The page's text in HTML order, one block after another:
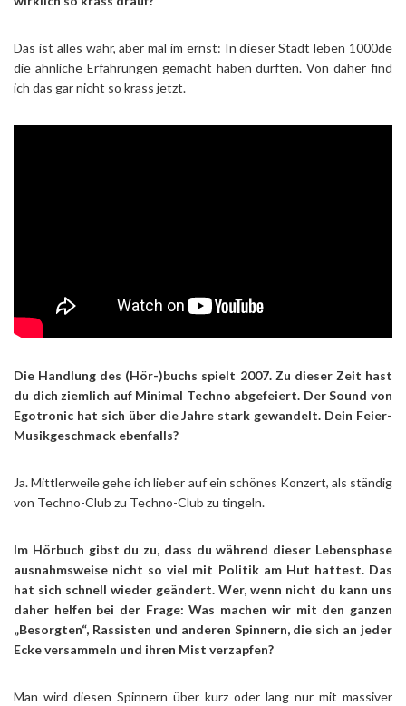
Das ist alles wahr, aber mal im ernst: In dieser Stadt leben 1000de
die ähnliche Erfahrungen gemacht haben dürften. Von daher find
ich das gar nicht so krass jetzt.
Die Handlung des (Hör-)buchs spielt 2007. Zu dieser Zeit hast
du dich ziemlich auf Minimal Techno abgefeiert. Der Sound von
Egotronic hat sich über die Jahre stark gewandelt. Dein Feier-
Musikgeschmack ebenfalls?
Ja. Mittlerweile gehe ich lieber auf ein schönes Konzert, als ständig
von Techno-Club zu Techno-Club zu tingeln.
Im Hörbuch gibst du zu, dass du während dieser Lebensphase
ausnahmsweise nicht so viel mit Politik am Hut hattest. Das
hat sich schnell wieder geändert. Wer, wenn nicht du kann uns
daher helfen bei der Frage: Was machen wir mit den ganzen
„Besorgten“, Rassisten und anderen Spinnern, die sich an jeder
Ecke versammeln und ihren Mist verzapfen?
Man wird diesen Spinnern über kurz oder lang nur mit massiver